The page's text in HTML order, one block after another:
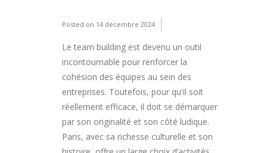
Posted on 14 décembre 2024
Le team building est devenu un outil
incontournable pour renforcer la
cohésion des équipes au sein des
entreprises. Toutefois, pour qu'il soit
réellement efficace, il doit se démarquer
par son originalité et son côté ludique.
Paris, avec sa richesse culturelle et son